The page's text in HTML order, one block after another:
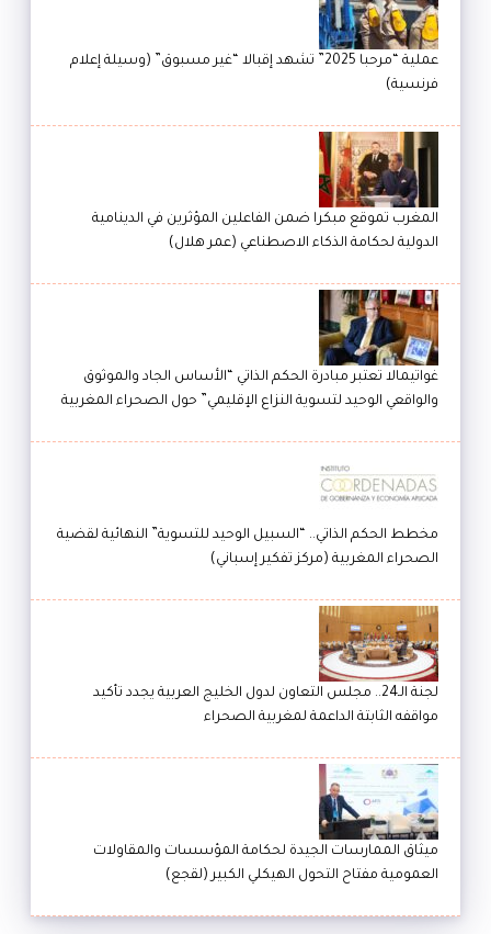
عملية “مرحبا 2025” تشهد إقبالا “غير مسبوق” (وسيلة إعلام
فرنسية)
المغرب تموقع مبكرا ضمن الفاعلين المؤثرين في الدينامية
الدولية لحكامة الذكاء الاصطناعي (عمر هلال)
غواتيمالا تعتبر مبادرة الحكم الذاتي “الأساس الجاد والموثوق
والواقعي الوحيد لتسوية النزاع الإقليمي” حول الصحراء المغربية
مخطط الحكم الذاتي.. “السبيل الوحيد للتسوية” النهائية لقضية
الصحراء المغربية (مركز تفكير إسباني)
لجنة الـ24.. مجلس التعاون لدول الخليج العربية يجدد تأكيد
مواقفه الثابتة الداعمة لمغربية الصحراء
ميثاق الممارسات الجيدة لحكامة المؤسسات والمقاولات
العمومية مفتاح التحول الهيكلي الكبير (لقجع)